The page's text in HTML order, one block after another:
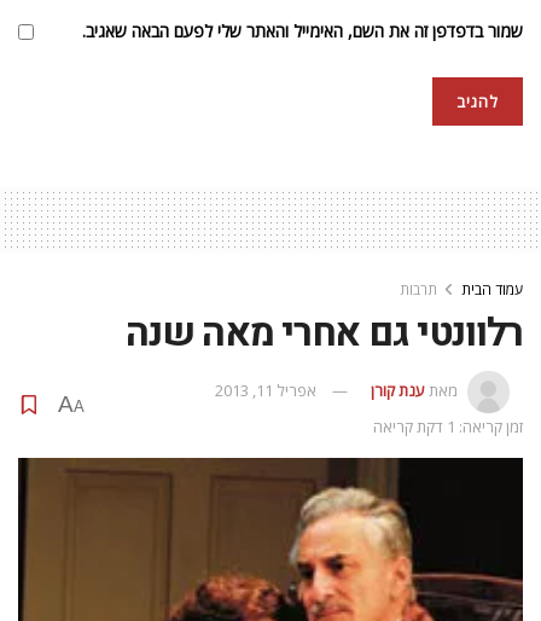
שמור בדפדפן זה את השם, האימייל והאתר שלי לפעם הבאה שאגיב.
עמוד הבית תרבות
רלוונטי גם אחרי מאה שנה
מאתענת קורן
אפריל 11, 2013
זמן קריאה: 1 דקת קריאה
A
A